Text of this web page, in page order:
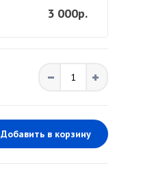
3 000р.
Добавить в корзину